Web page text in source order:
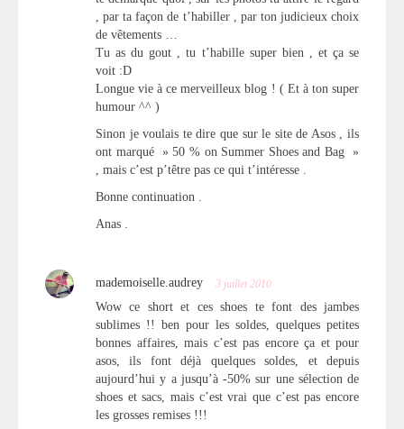
, par ta façon de t’habiller , par ton judicieux choix
de vêtements …
Tu as du gout , tu t’habille super bien , et ça se
voit :D
Longue vie à ce merveilleux blog ! ( Et à ton super
humour ^^ )
Sinon je voulais te dire que sur le site de Asos , ils
ont marqué » 50 % on Summer Shoes and Bag »
, mais c’est p’têtre pas ce qui t’intéresse .
Bonne continuation .
Anas .
mademoiselle.audrey 3 juillet 2010
Wow ce short et ces shoes te font des jambes
sublimes !! ben pour les soldes, quelques petites
bonnes affaires, mais c’est pas encore ça et pour
asos, ils font déjà quelques soldes, et depuis
aujourd’hui y a jusqu’à -50% sur une sélection de
shoes et sacs, mais c’est vrai que c’est pas encore
les grosses remises !!!